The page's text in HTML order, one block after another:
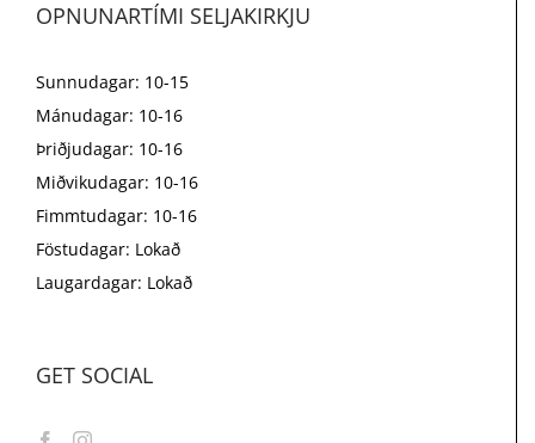
OPNUNARTÍMI SELJAKIRKJU
Sunnudagar: 10-15
Mánudagar: 10-16
Þriðjudagar: 10-16
Miðvikudagar: 10-16
Fimmtudagar: 10-16
Föstudagar: Lokað
Laugardagar: Lokað
GET SOCIAL